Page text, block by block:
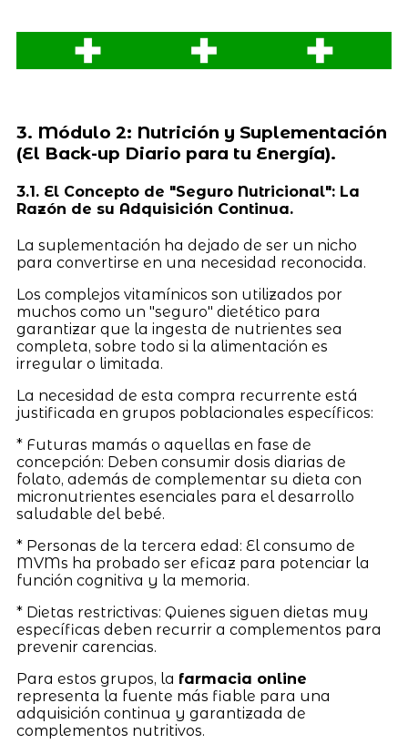
3. Módulo 2: Nutrición y Suplementación
(El Back-up Diario para tu Energía).
3.1. El Concepto de "Seguro Nutricional": La
Razón de su Adquisición Continua.
La suplementación ha dejado de ser un nicho
para convertirse en una necesidad reconocida.
Los complejos vitamínicos son utilizados por
muchos como un "seguro" dietético para
garantizar que la ingesta de nutrientes sea
completa, sobre todo si la alimentación es
irregular o limitada.
La necesidad de esta compra recurrente está
justificada en grupos poblacionales específicos:
* Futuras mamás o aquellas en fase de
concepción: Deben consumir dosis diarias de
folato, además de complementar su dieta con
micronutrientes esenciales para el desarrollo
saludable del bebé.
* Personas de la tercera edad: El consumo de
MVMs ha probado ser eficaz para potenciar la
función cognitiva y la memoria.
* Dietas restrictivas: Quienes siguen dietas muy
específicas deben recurrir a complementos para
prevenir carencias.
Para estos grupos, la farmacia online
representa la fuente más fiable para una
adquisición continua y garantizada de
complementos nutritivos.